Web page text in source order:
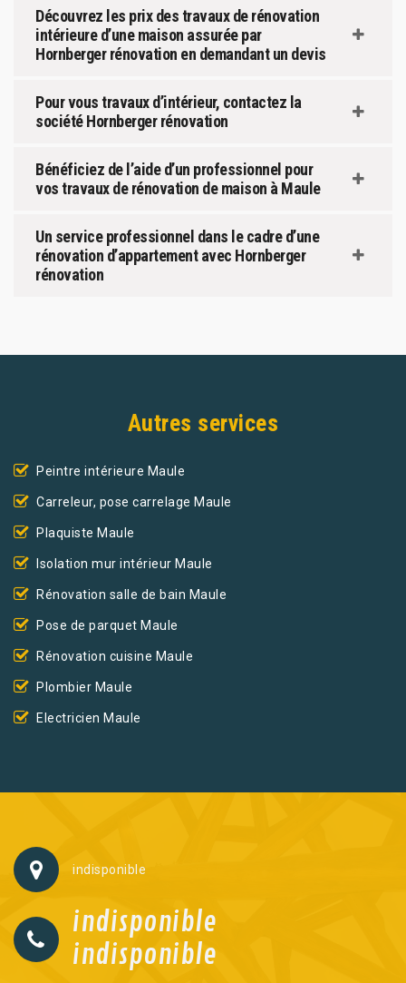
Découvrez les prix des travaux de rénovation
intérieure d’une maison assurée par
Hornberger rénovation en demandant un devis
Pour vous travaux d’intérieur, contactez la
société Hornberger rénovation
Bénéficiez de l’aide d’un professionnel pour
vos travaux de rénovation de maison à Maule
Un service professionnel dans le cadre d’une
rénovation d’appartement avec Hornberger
rénovation
Autres services
Peintre intérieure Maule
Carreleur, pose carrelage Maule
Plaquiste Maule
Isolation mur intérieur Maule
Rénovation salle de bain Maule
Pose de parquet Maule
Rénovation cuisine Maule
Plombier Maule
Electricien Maule
indisponible
indisponible
indisponible